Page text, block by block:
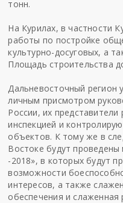
тонн.
На Курилах, в частности
работы по постройке
культурно-досуговых, а
Площадь строительства
Дальневосточный регион
личным присмотром
России, их
инспекцией и
объектов. К тому же в
Востоке будут
-2018», в которых будут
возможности
интересов, а также
обеспечения и слаженная